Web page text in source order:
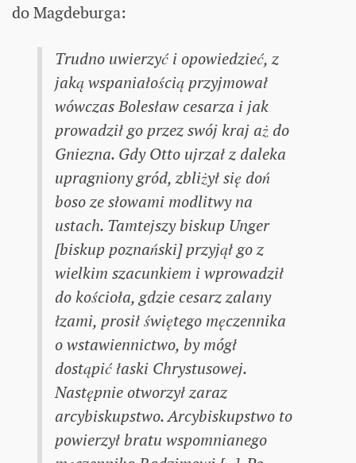
do Magdeburga:
Trudno uwierzyć i opowiedzieć, z
jaką wspaniałością przyjmował
wówczas Bolesław cesarza i jak
prowadził go przez swój kraj aż do
Gniezna. Gdy Otto ujrzał z daleka
upragniony gród, zbliżył się doń
boso ze słowami modlitwy na
ustach. Tamtejszy biskup Unger
[biskup poznański] przyjął go z
wielkim szacunkiem i wprowadził
do kościoła, gdzie cesarz zalany
łzami, prosił świętego męczennika
o wstawiennictwo, by mógł
dostąpić łaski Chrystusowej.
Następnie otworzył zaraz
arcybiskupstwo. Arcybiskupstwo to
powierzył bratu wspomnianego